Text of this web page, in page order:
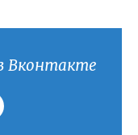
Вконтакте